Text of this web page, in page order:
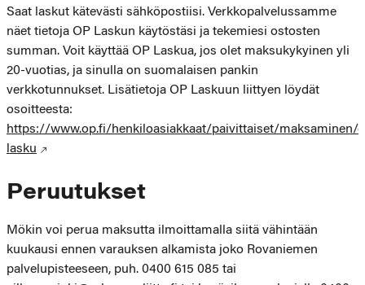
Saat laskut kätevästi sähköpostiisi. Verkkopalvelussamme
näet tietoja OP Laskun käytöstäsi ja tekemiesi ostosten
summan. Voit käyttää OP Laskua, jos olet maksukykyinen yli
20-vuotias, ja sinulla on suomalaisen pankin
verkkotunnukset. Lisätietoja OP Laskuun liittyen löydät
osoitteesta:
https://www.op.fi/henkiloasiakkaat/paivittaiset/maksaminen/
lasku
Peruutukset
Mökin voi perua maksutta ilmoittamalla siitä vähintään
kuukausi ennen varauksen alkamista joko Rovaniemen
palvelupisteeseen, puh. 0400 615 085 tai